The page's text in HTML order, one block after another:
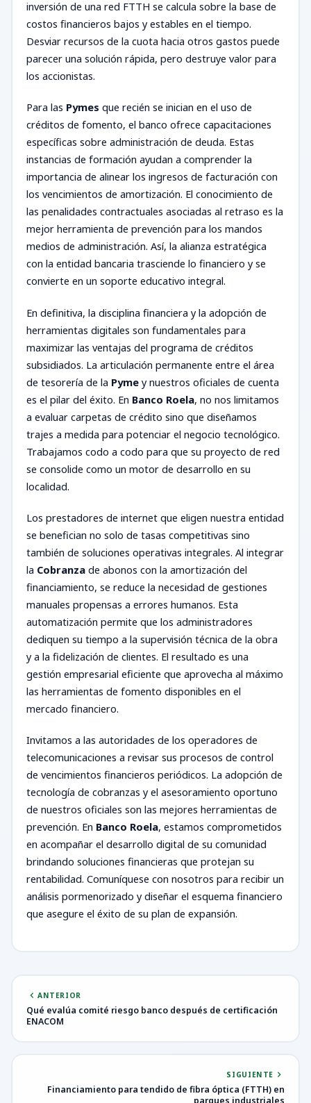
inversión de una red FTTH se calcula sobre la base de
costos financieros bajos y estables en el tiempo.
Desviar recursos de la cuota hacia otros gastos puede
parecer una solución rápida, pero destruye valor para
los accionistas.
Para las Pymes que recién se inician en el uso de
créditos de fomento, el banco ofrece capacitaciones
específicas sobre administración de deuda. Estas
instancias de formación ayudan a comprender la
importancia de alinear los ingresos de facturación con
los vencimientos de amortización. El conocimiento de
las penalidades contractuales asociadas al retraso es la
mejor herramienta de prevención para los mandos
medios de administración. Así, la alianza estratégica
con la entidad bancaria trasciende lo financiero y se
convierte en un soporte educativo integral.
En definitiva, la disciplina financiera y la adopción de
herramientas digitales son fundamentales para
maximizar las ventajas del programa de créditos
subsidiados. La articulación permanente entre el área
de tesorería de la Pyme y nuestros oficiales de cuenta
es el pilar del éxito. En Banco Roela, no nos limitamos
a evaluar carpetas de crédito sino que diseñamos
trajes a medida para potenciar el negocio tecnológico.
Trabajamos codo a codo para que su proyecto de red
se consolide como un motor de desarrollo en su
localidad.
Los prestadores de internet que eligen nuestra entidad
se benefician no solo de tasas competitivas sino
también de soluciones operativas integrales. Al integrar
la Cobranza de abonos con la amortización del
financiamiento, se reduce la necesidad de gestiones
manuales propensas a errores humanos. Esta
automatización permite que los administradores
dediquen su tiempo a la supervisión técnica de la obra
y a la fidelización de clientes. El resultado es una
gestión empresarial eficiente que aprovecha al máximo
las herramientas de fomento disponibles en el
mercado financiero.
Invitamos a las autoridades de los operadores de
telecomunicaciones a revisar sus procesos de control
de vencimientos financieros periódicos. La adopción de
tecnología de cobranzas y el asesoramiento oportuno
de nuestros oficiales son las mejores herramientas de
prevención. En Banco Roela, estamos comprometidos
en acompañar el desarrollo digital de su comunidad
brindando soluciones financieras que protejan su
rentabilidad. Comuníquese con nosotros para recibir un
análisis pormenorizado y diseñar el esquema financiero
que asegure el éxito de su plan de expansión.
chevron_left ANTERIOR
Qué evalúa comité riesgo banco después de certificación
ENACOM
SIGUIENTE chevron_right
Financiamiento para tendido de fibra óptica (FTTH) en
parques industriales